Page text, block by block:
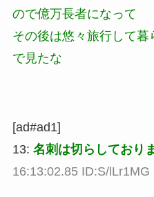
ので億万長者になって
その後は悠々旅行して
で見たな
[ad#ad1]
13: 名刺は切らしており
16:13:02.85 ID:S/lLr1MG